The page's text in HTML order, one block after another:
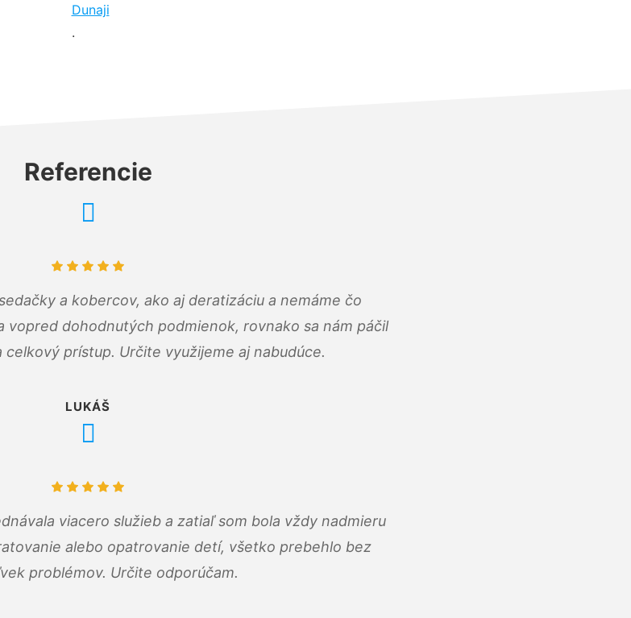
Dunaji
.
Referencie
a kobercov, ako aj deratizáciu a nemáme čo
dohodnutých podmienok, rovnako sa nám páčil
celkový prístup. Určite využijeme aj nabudúce.
LUKÁŠ
viacero služieb a zatiaľ som bola vždy nadmieru
alebo opatrovanie detí, všetko prebehlo bez
problémov. Určite odporúčam.